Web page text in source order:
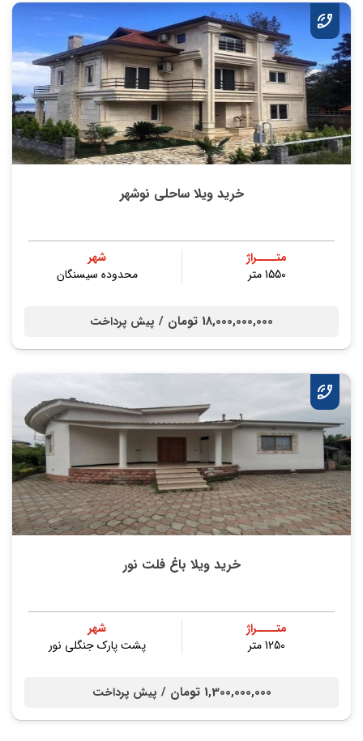
خرید ویلا ساحلی نوشهر
متــــراژ
1550 متر
شهر
محدوده سیسنگان
18,000,000,000 تومان / پیش پرداخت
خرید ویلا باغ فلت نور
متــــراژ
1250 متر
شهر
پشت پارک جنگلی نور
1,300,000,000 تومان / پیش پرداخت